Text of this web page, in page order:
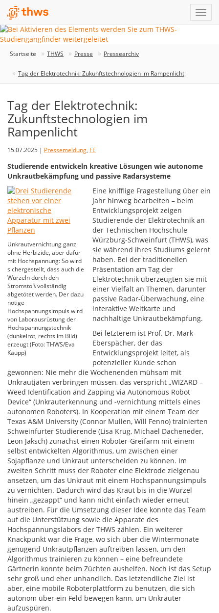
Startseite THWS Presse Pressearchiv
Tag der Elektrotechnik: Zukunftstechnologien im Rampenlicht
Tag der Elektrotechnik:
Zukunftstechnologien im
Rampenlicht
15.07.2025 | Pressemeldung, FE
Studierende entwickeln kreative Lösungen wie autonome
Unkrautbekämpfung und passive Radarsysteme
Unkrautvernichtung ganz
ohne Herbizide, aber dafür
mit Hochspannung: So wird
sichergestellt, dass auch die
Wurzeln durch den
Stromstoß vollständig
abgetötet werden. Der dazu
nötige
Hochspannungsimpuls wird
von Laborausrüstung der
Hochspannungstechnik
(dunkelrot, rechts im Bild)
erzeugt (Foto: THWS/Eva
Kaupp)
Eine knifflige Fragestellung über ein
Jahr hinweg bearbeiten – beim
Entwicklungsprojekt zeigen
Studierende der Elektrotechnik an
der Technischen Hochschule
Würzburg-Schweinfurt (THWS), was
sie während ihres Studiums gelernt
haben. Bei der traditionellen
Präsentation am Tag der
Elektrotechnik überzeugten sie mit
einer Vielfalt an Themen, darunter
passive Radar-Überwachung, eine
interaktive Weltkarte und
nachhaltige Unkrautbekämpfung.
Bei letzterem ist Prof. Dr. Mark
Eberspächer, der das
Entwicklungsprojekt leitet, als
potenzieller Kunde schon
gewonnen: Nie mehr die Wochenenden mühsam mit
Unkrautjäten verbringen müssen, das verspricht „WIZARD –
Weed Identification and Zapping via Autonomous Robot
Device“ (Unkrauterkennung und -vernichtung mittels eines
autonomen Roboters). In Kooperation mit einem Team der
Texas A&M University (Connor Mullen, Will Fenno) trainierten
Schweinfurter Studierende (Lisa Krug, Michael Dacheneder,
Leon Jaksch) zunächst einen Roboter-Greifarm mit einem
selbst entwickelten Algorithmus, um zwischen einer
Sojapflanze und Unkraut unterscheiden zu können. Im
zweiten Schritt muss der Roboter eine Elektrode zielgenau
ansetzen, um das Unkraut mit einem Hochspannungsimpuls
zu vernichten. Dadurch wird das Kraut bis in die Wurzel
hinein „gezappt“ und kann nicht einfach wieder erneut
austreiben. Für die Umsetzung dieser Idee konnte das Team
auf die Unterstützung sowie die Apparate des
Hochspannungslabors der THWS zählen. Ein weiterer
Knackpunkt war die Frage, wo sich über die Wintermonate
genügend Unkrautpflanzen auftreiben lassen, um den
Algorithmus trainieren zu können – eine befreundete
Gärtnerin konnte beim Züchten aushelfen. Noch ist das Setup
sehr groß und eher unhandlich. Das letztendliche Ziel ist
aber, eine mobile Roboterplattform zu benutzen, die sich
autonom über ein Feld bewegen kann, um Unkräuter
aufzuspüren.